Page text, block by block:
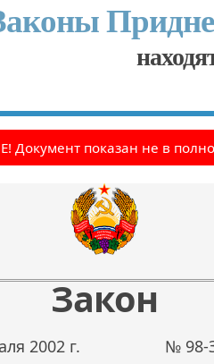
Документ показан не в
Закон
2002 г. № 98-